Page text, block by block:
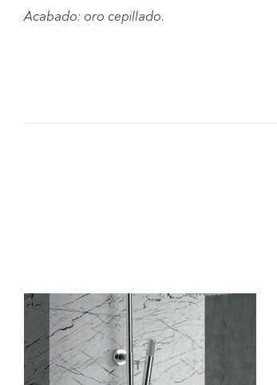
Acabado: oro cepillado.